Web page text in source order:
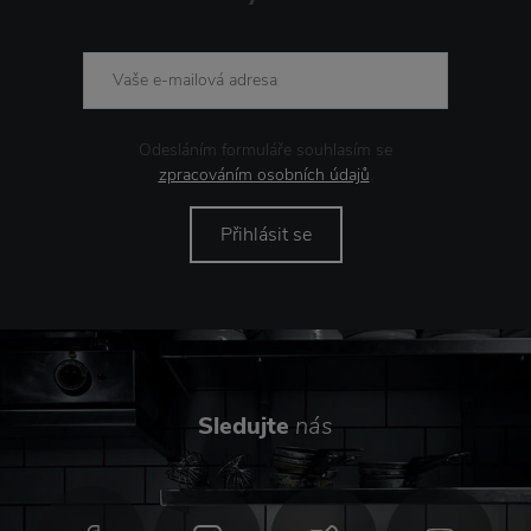
Odesláním formuláře souhlasím se
zpracováním osobních údajů.
Přihlásit se
Sledujte nás